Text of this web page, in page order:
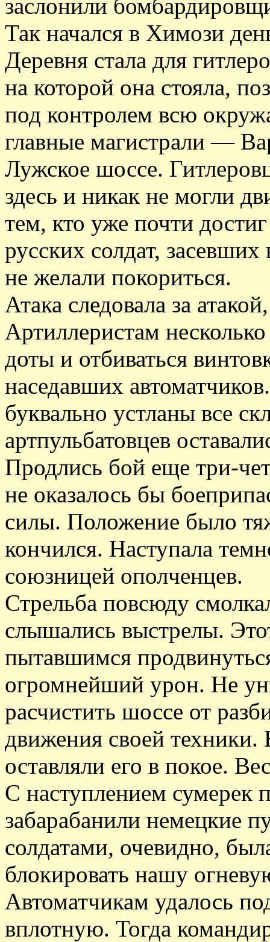
заслонили
Так начался в Химози
Деревня стала для
на которой она стояла,
под контролем всю
главные магистрали —
Лужское шоссе.
здесь и никак не могли
тем, кто уже почти
русских солдат,
не желали покориться.
Атака следовала за
Артиллеристам
доты и отбиваться
наседавших
буквально устланы все
артпульбатовцев
Продлись бой еще три-
не оказалось бы
силы. Положение было
кончился. Наступала
союзницей ополченцев.
Стрельба повсюду
слышались выстрелы.
пытавшимся
огромнейший урон. Не
расчистить шоссе от
движения своей
оставляли его в покое.
С наступлением сумерек
забарабанили немецкие
солдатами, очевидно,
блокировать нашу
Автоматчикам удалось
вплотную. Тогда